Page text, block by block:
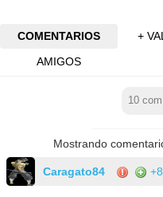
COMENTARIOS
+
AMIGOS
10
Mostrando
Caragato84 +8